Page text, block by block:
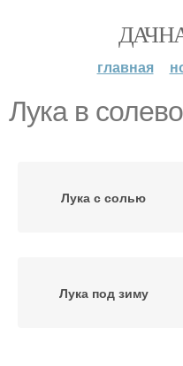
главная
Лука в
Лука с солью
Лука под зиму